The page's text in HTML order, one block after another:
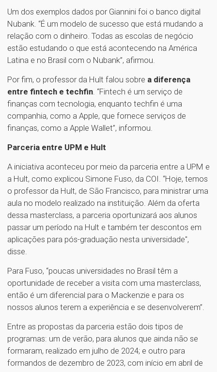
Um dos exemplos dados por Giannini foi o banco digital
Nubank. “É um modelo de sucesso que está mudando a
relação com o dinheiro. Todas as escolas de negócio
estão estudando o que está acontecendo na América
Latina e no Brasil com o Nubank”, afirmou.
Por fim, o professor da Hult falou sobre a diferença
entre fintech e techfin. “Fintech é um serviço de
finanças com tecnologia, enquanto techfin é uma
companhia, como a Apple, que fornece serviços de
finanças, como a Apple Wallet”, informou.
Parceria entre UPM e Hult
A iniciativa aconteceu por meio da parceria entre a UPM e
a Hult, como explicou Simone Fuso, da COI. “Hoje, temos
o professor da Hult, de São Francisco, para ministrar uma
aula no modelo realizado na instituição. Além da oferta
dessa masterclass, a parceria oportunizará aos alunos
passar um período na Hult e também ter descontos em
aplicações para pós-graduação nesta universidade",
disse.
Para Fuso, “poucas universidades no Brasil têm a
oportunidade de receber a visita com uma masterclass,
então é um diferencial para o Mackenzie e para os
nossos alunos terem a experiência e se desenvolverem”.
Entre as propostas da parceria estão dois tipos de
programas: um de verão, para alunos que ainda não se
formaram, realizado em julho de 2024; e outro para
formandos de dezembro de 2023, com início em abril de